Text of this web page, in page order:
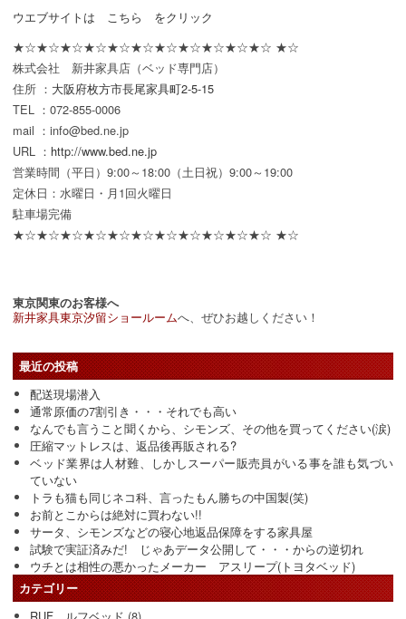
ウエブサイトは こちら をクリック
★☆★☆★☆★☆★☆★☆★☆★☆★☆★☆★☆ ★☆
株式会社 新井家具店（ベッド専門店）
住所 ： 大阪府枚方市長尾家具町2-5-15
TEL ：072-855-0006
mail ：info@bed.ne.jp
URL ： http://www.bed.ne.jp
営業時間（平日）9:00～18:00（土日祝）9:00～19:00
定休日：水曜日・月1回火曜日
駐車場完備
★☆★☆★☆★☆★☆★☆★☆★☆★☆★☆★☆ ★☆
東京関東のお客様へ
新井家具東京汐留ショールームへ、ぜひお越しください！
最近の投稿
配送現場潜入
通常原価の7割引き・・・それでも高い
なんでも言うこと聞くから、シモンズ、その他を買ってください(涙)
圧縮マットレスは、返品後再販される?
ベッド業界は人材難、しかしスーパー販売員がいる事を誰も気づい
ていない
トラも猫も同じネコ科、言ったもん勝ちの中国製(笑)
お前とこからは絶対に買わない!!
サータ、シモンズなどの寝心地返品保障をする家具屋
試験で実証済みだ! じゃあデータ公開して・・・からの逆切れ
ウチとは相性の悪かったメーカー アスリープ(トヨタベッド)
カテゴリー